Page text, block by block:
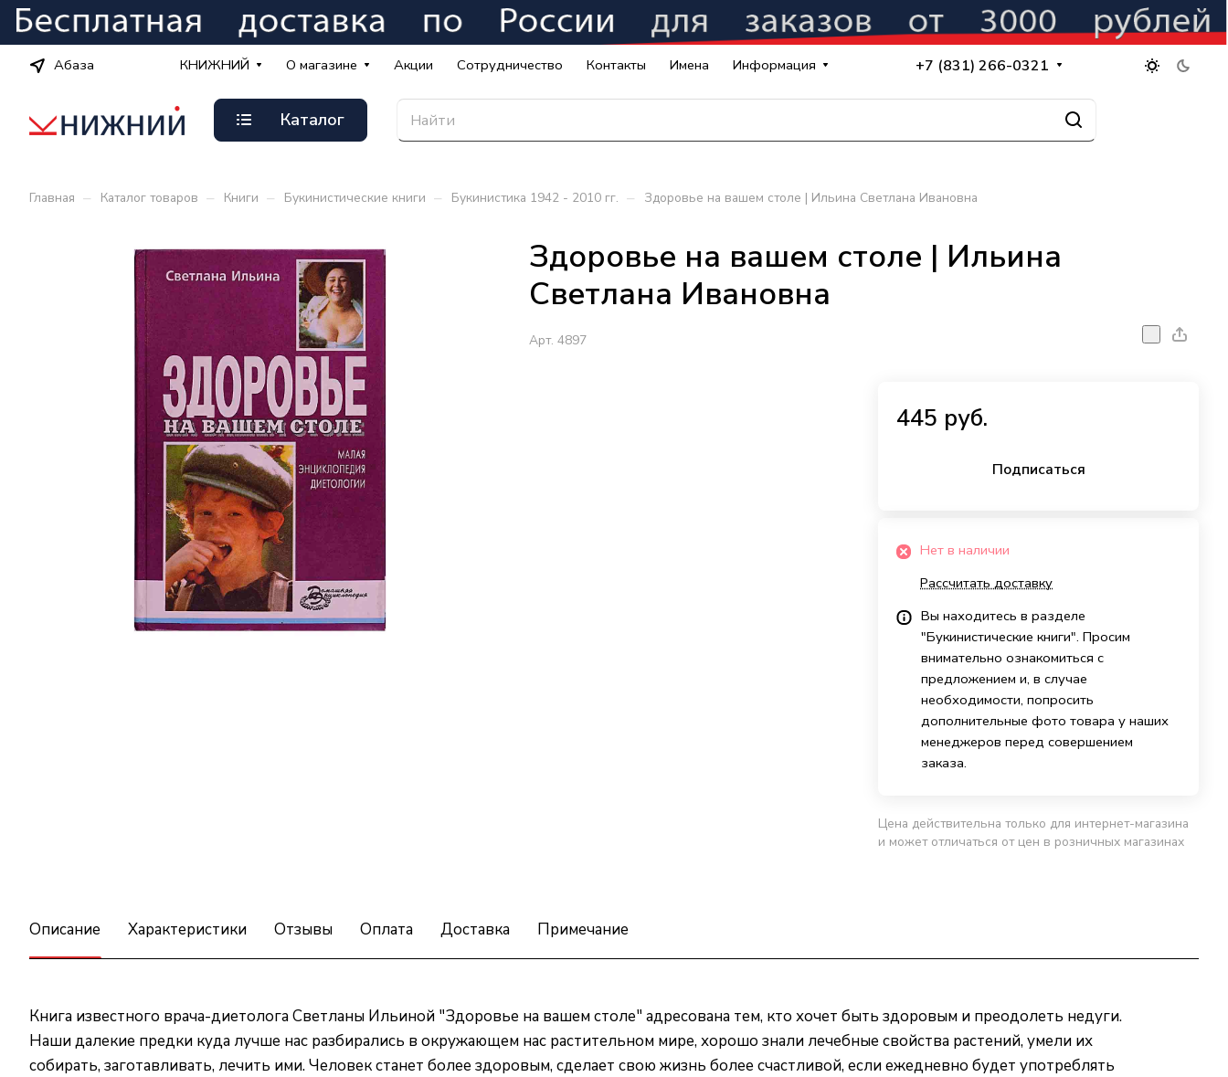
Абаза КНИЖНИЙ О магазине Акции Сотрудничество Контакты Имена Информация +7 (831) 266-0321
Каталог
Главная – Каталог товаров – Книги – Букинистические книги – Букинистика 1942 - 2010 гг. – Здоровье на вашем столе | Ильина Светлана Ивановна
Здоровье на вашем столе | Ильина
Светлана Ивановна
Арт. 4897
445 руб.
Подписаться
Нет в наличии
Рассчитать доставку
Вы находитесь в разделе
"Букинистические книги". Просим
внимательно ознакомиться с
предложением и, в случае
необходимости, попросить
дополнительные фото товара у наших
менеджеров перед совершением
заказа.
Цена действительна только для интернет-магазина
и может отличаться от цен в розничных магазинах
Описание Характеристики Отзывы Оплата Доставка Примечание
Книга известного врача-диетолога Светланы Ильиной "Здоровье на вашем столе" адресована тем, кто хочет быть здоровым и преодолеть недуги.
Наши далекие предки куда лучше нас разбирались в окружающем нас растительном мире, хорошо знали лечебные свойства растений, умели их
собирать, заготавливать, лечить ими. Человек станет более здоровым, сделает свою жизнь более счастливой, если ежедневно будет употреблять